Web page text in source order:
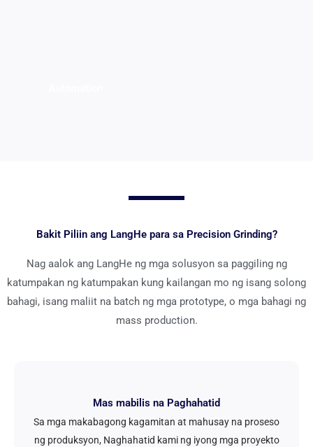
Bakit Piliin ang LangHe para sa Precision Grinding?
Nag aalok ang LangHe ng mga solusyon sa paggiling ng
katumpakan ng katumpakan kung kailangan mo ng isang solong
bahagi, isang maliit na batch ng mga prototype, o mga bahagi ng
mass production.
Mas mabilis na Paghahatid
Sa mga makabagong kagamitan at mahusay na proseso
ng produksyon, Naghahatid kami ng iyong mga proyekto